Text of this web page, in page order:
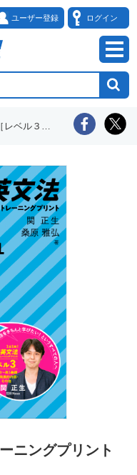
ユーザー登録 ログイン
ーニングプリント
ニングプリント